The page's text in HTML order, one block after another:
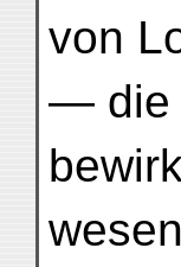
von
— die